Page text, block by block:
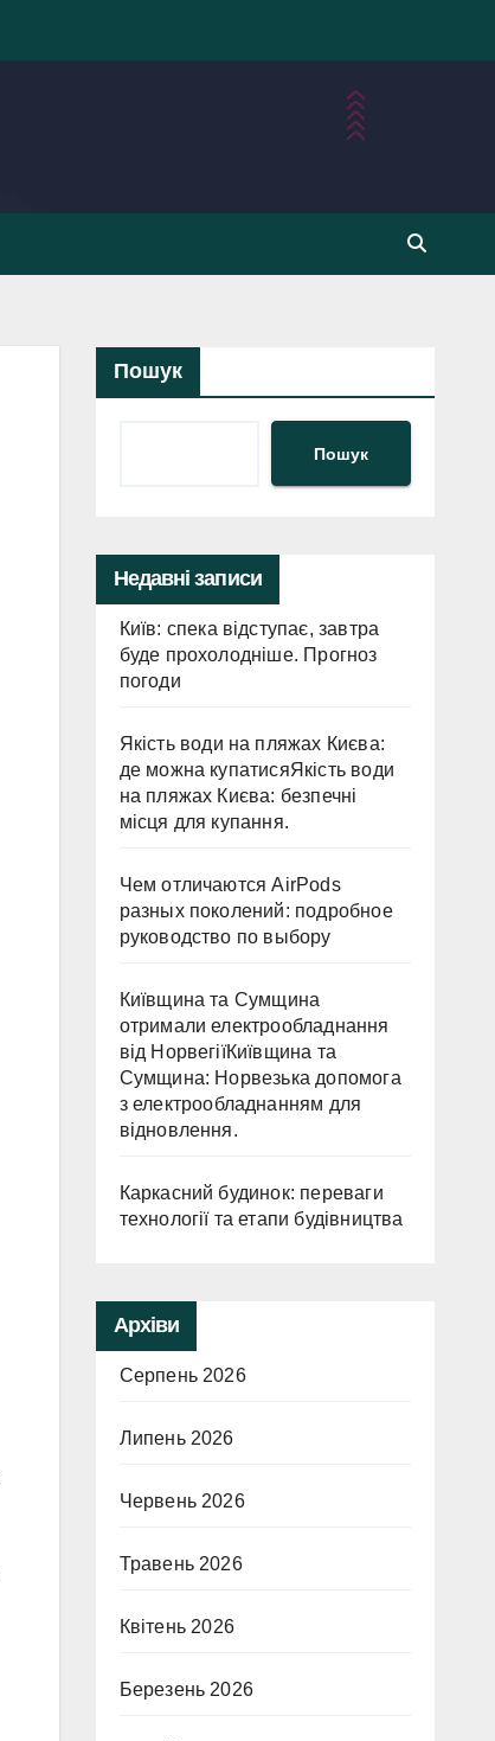
Пошук
Пошук
Недавні записи
Київ: спека відступає, завтра
буде прохолодніше. Прогноз
погоди
Якість води на пляжах Києва:
де можна купатисяЯкість води
на пляжах Києва: безпечні
місця для купання.
Чем отличаются AirPods
разных поколений: подробное
руководство по выбору
Київщина та Сумщина
отримали електрообладнання
від НорвегіїКиївщина та
Сумщина: Норвезька допомога
з електрообладнанням для
відновлення.
Каркасний будинок: переваги
технології та етапи будівництва
Архіви
Серпень 2026
Липень 2026
Червень 2026
Травень 2026
Квітень 2026
Березень 2026